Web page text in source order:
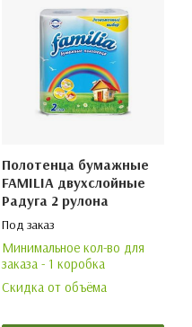
Полотенца бумажные
FAMILIA двухслойные
Радуга 2 рулона
Под заказ
Минимальное кол-во для
заказа - 1 коробка
Скидка от объёма